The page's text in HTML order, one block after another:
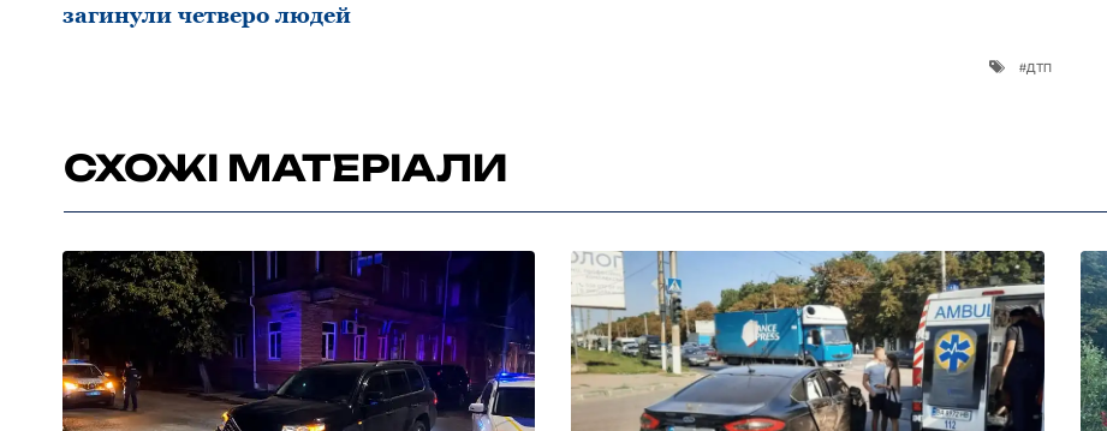
загинули четверо людей
дтп
СХОЖІ МАТЕРІАЛИ